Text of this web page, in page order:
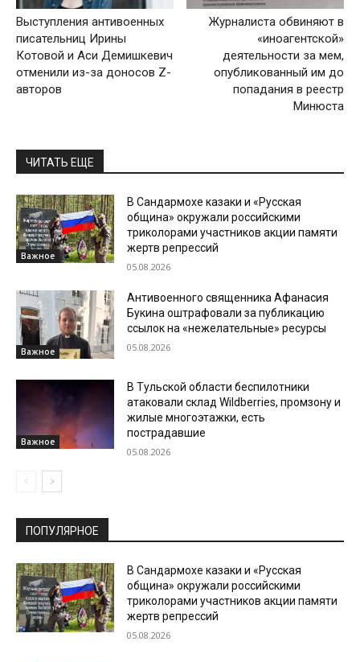
Выступления антивоенных
писательниц Ирины
Котовой и Аси Демишкевич
отменили из-за доносов Z-
авторов
Журналиста обвиняют в
«иноагентской»
деятельности за мем,
опубликованный им до
попадания в реестр
Минюста
ЧИТАТЬ ЕЩЕ
Важное
В Сандармохе казаки и «Русская
община» окружали российскими
триколорами участников акции памяти
жертв репрессий
05.08.2026
Важное
Антивоенного священника Афанасия
Букина оштрафовали за публикацию
ссылок на «нежелательные» ресурсы
05.08.2026
Важное
В Тульской области беспилотники
атаковали склад Wildberries, промзону и
жилые многоэтажки, есть
пострадавшие
05.08.2026
ПОПУЛЯРНОЕ
В Сандармохе казаки и «Русская
община» окружали российскими
триколорами участников акции памяти
жертв репрессий
05.08.2026